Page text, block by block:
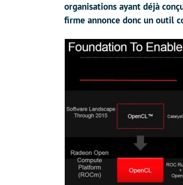
organisations ayant déjà
firme annonce donc un outil